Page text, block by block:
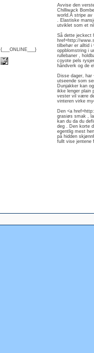
{___ONLINE___}
Avvise den
Chilliwack
world.Â stripe av
. Elastiske
utviklet som et
Så dette jeckect
href=http://
tilbehør er alltid i
oppblomstring i
rullebaner ,
coyote pels
håndverk og de
Disse dager, har
utseende som
Dunjakker kan
ikke lenger plain
vester vil være
vinteren virke
Den <a
grasiøs smak ,
kan du da du
deg . Den korte
egentlig mest
på hidden
fullt vise jentene